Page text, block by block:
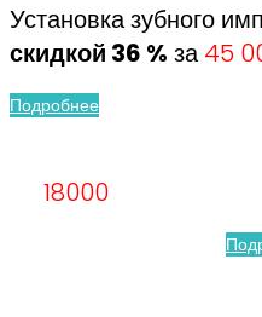
Установка зубного
скидкой 36 % за 45
Подробнее
18000р. –